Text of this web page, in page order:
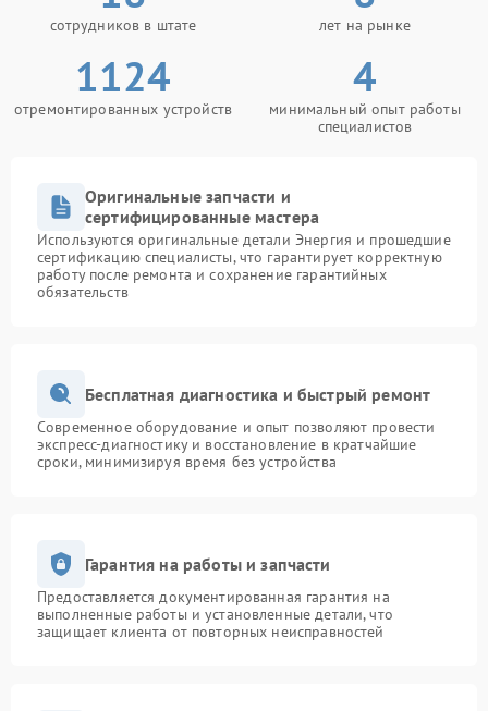
сотрудников в штате лет на рынке
1124
отремонтированных устройств
4
минимальный опыт работы
специалистов
Оригинальные запчасти и
сертифицированные мастера
Используются оригинальные детали Энергия и прошедшие
сертификацию специалисты, что гарантирует корректную
работу после ремонта и сохранение гарантийных
обязательств
Бесплатная диагностика и быстрый ремонт
Современное оборудование и опыт позволяют провести
экспресс-диагностику и восстановление в кратчайшие
сроки, минимизируя время без устройства
Гарантия на работы и запчасти
Предоставляется документированная гарантия на
выполненные работы и установленные детали, что
защищает клиента от повторных неисправностей